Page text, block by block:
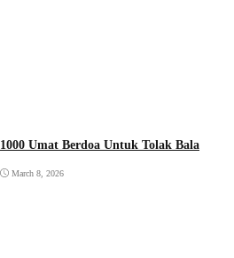
1000 Umat Berdoa Untuk Tolak Bala
March 8, 2026